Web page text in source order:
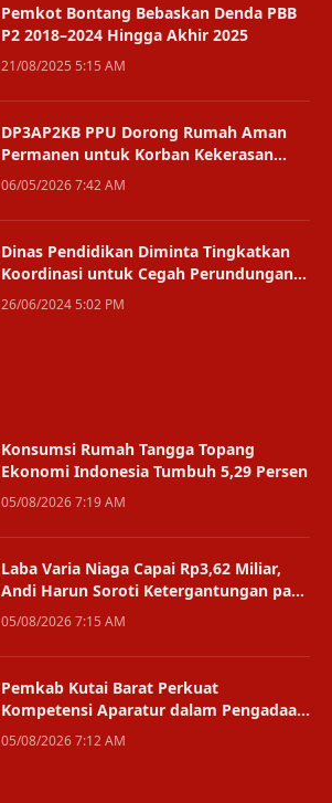
Pemkot Bontang Bebaskan Denda PBB
P2 2018–2024 Hingga Akhir 2025
21/08/2025 5:15 AM
DP3AP2KB PPU Dorong Rumah Aman
Permanen untuk Korban Kekerasan
Perempuan dan Anak
06/05/2026 7:42 AM
Dinas Pendidikan Diminta Tingkatkan
Koordinasi untuk Cegah Perundungan
di Sekolah
26/06/2024 5:02 PM
Konsumsi Rumah Tangga Topang
Ekonomi Indonesia Tumbuh 5,29 Persen
05/08/2026 7:19 AM
Laba Varia Niaga Capai Rp3,62 Miliar,
Andi Harun Soroti Ketergantungan pada
Satu Bisnis
05/08/2026 7:15 AM
Pemkab Kutai Barat Perkuat
Kompetensi Aparatur dalam Pengadaan
Digital
05/08/2026 7:12 AM